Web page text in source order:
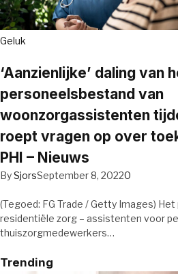
Geluk
‘Aanzienlijke’ daling van
personeelsbestand van
woonzorgassistenten
roept vragen op over
PHI – Nieuws
BySjorsSeptember 8, 20220
(Tegoed: FG Trade / Getty Images)
residentiële zorg – assistenten voor
thuiszorgmedewerkers…
Trending